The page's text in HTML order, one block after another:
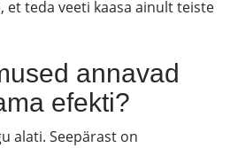
et teda veeti kaasa ainult teiste
annavad
efekti?
alati. Seepärast on